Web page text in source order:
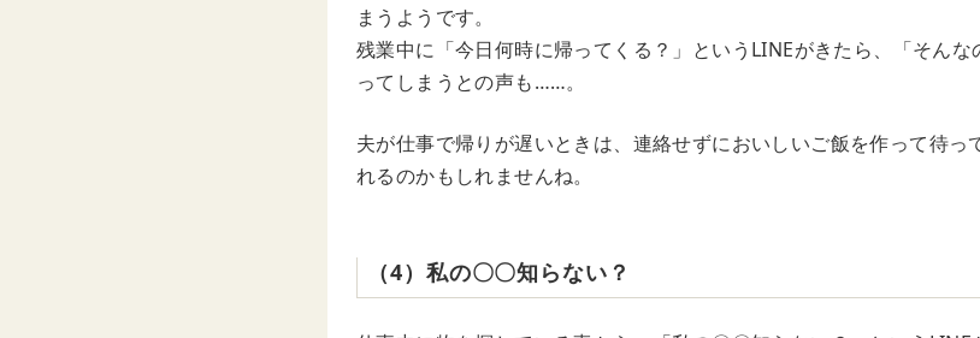
まうようです。
残業中に「今日何時に帰ってくる？」というLINEがきたら、「そん
ってしまうとの声も……。
夫が仕事で帰りが遅いときは、連絡せずにおいしいご飯を作って待っ
れるのかもしれませんね。
（4）私の〇〇知らない？